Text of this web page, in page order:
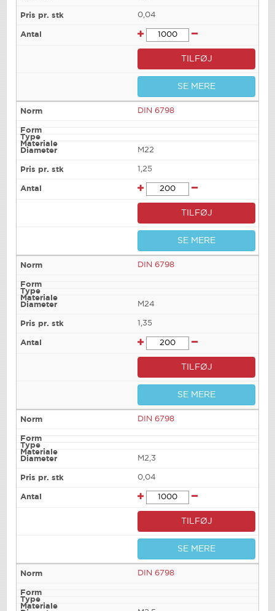
0,04
TILFØJ
SE MERE
DIN 6798
M22
1,25
TILFØJ
SE MERE
DIN 6798
M24
1,35
TILFØJ
SE MERE
DIN 6798
M2,3
0,04
TILFØJ
SE MERE
DIN 6798